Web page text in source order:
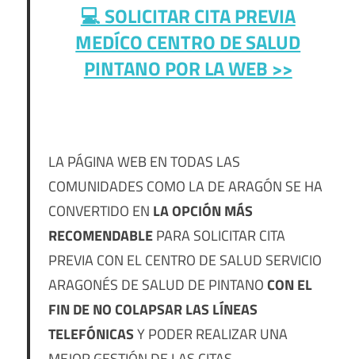
💻 SOLICITAR CITA PREVIA
MEDÍCO CENTRO DE SALUD
PINTANO POR LA WEB >>
LA PÁGINA WEB EN TODAS LAS
COMUNIDADES COMO LA DE ARAGÓN SE HA
CONVERTIDO EN LA OPCIÓN MÁS
RECOMENDABLEPARA SOLICITAR CITA
PREVIA CON EL CENTRO DE SALUD SERVICIO
ARAGONÉS DE SALUD DE PINTANOCON EL
FIN DE NO COLAPSAR LAS LÍNEAS
TELEFÓNICASY PODER REALIZAR UNA